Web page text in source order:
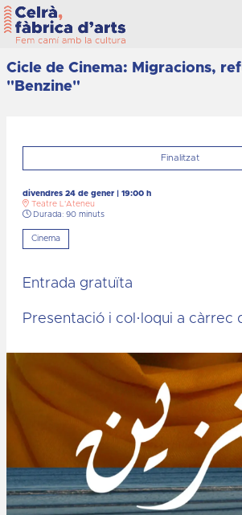
Cicle de Cinema: Migracions,
"Benzine"
Finalitzat
divendres 24 de gener
19:00 h
Teatre L'Ateneu
Durada: 90 minuts
Cinema
Entrada gratuïta
Presentació i col·loqui a càrrec